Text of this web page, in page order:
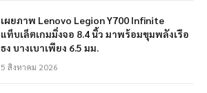
เผยภาพ Lenovo Legion Y700 Infinite
แท็บเล็ตเกมมิ่งจอ 8.4 นิ้ว มาพร้อมขุมพลังเรือ
ธง บางเบาเพียง 6.5 มม.
5 สิงหาคม 2026